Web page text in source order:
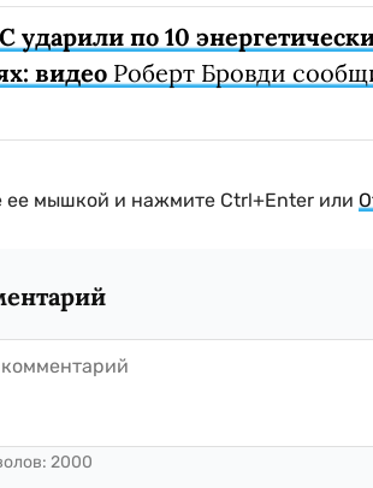
ударили по 10
видео Роберт Бровди
ее мышкой и нажмите Ctrl+Enter или
2000